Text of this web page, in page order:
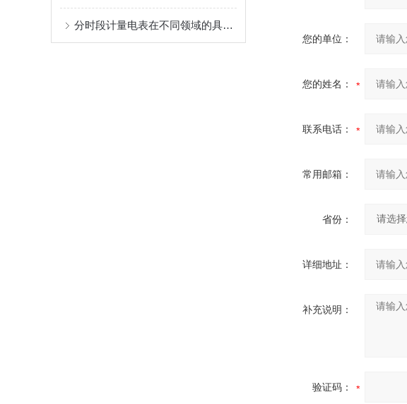
分时段计量电表在不同领域的具体应用介绍
您的单位：
您的姓名：
联系电话：
常用邮箱：
省份：
详细地址：
补充说明：
验证码：